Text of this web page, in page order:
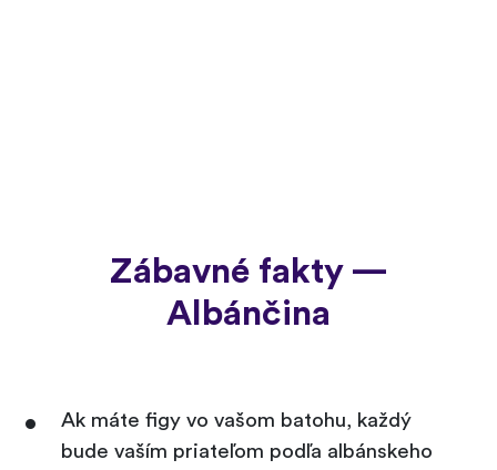
Zábavné fakty —
Albánčina
Ak máte figy vo vašom batohu, každý
bude vaším priateľom podľa albánskeho